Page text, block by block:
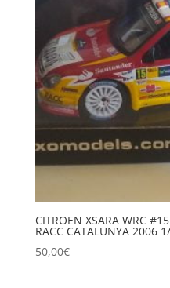
CITROEN XSARA WRC
RACC CATALUNYA 2006
50,00€